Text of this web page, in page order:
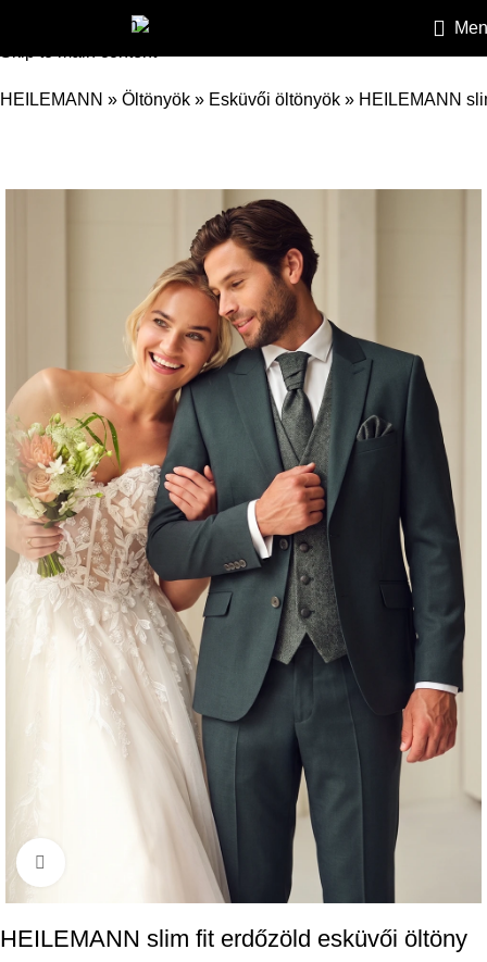
Skip to navigation
HEILEMANN » Öltönyök » Esküvői öltönyök » HEILEMANN
Kattintson a nagyításhoz
HEILEMANN slim fit erdőzöld esküvői öltöny